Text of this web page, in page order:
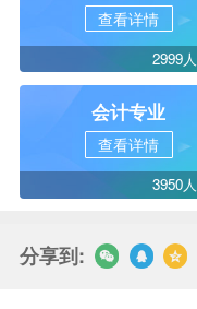
查看详情
2999
会计专业
查看详情
3950
分享到: